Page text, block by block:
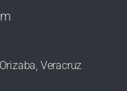
Veracruz